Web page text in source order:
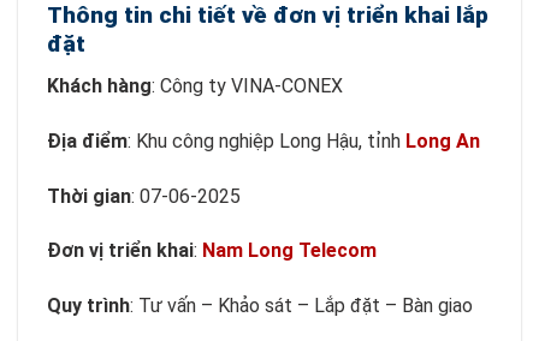
Thông tin chi tiết về đơn vị triển khai lắp
đặt
Khách hàng: Công ty VINA-CONEX
Địa điểm: Khu công nghiệp Long Hậu, tỉnh Long An
Thời gian: 07-06-2025
Đơn vị triển khai: Nam Long Telecom
Quy trình: Tư vấn – Khảo sát – Lắp đặt – Bàn giao